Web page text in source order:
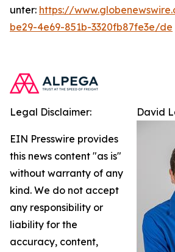
unter: https://
be29-4e69-851b-3320fb87fe3e/de
David
Legal Disclaimer:
EIN Presswire provides
this news content "as is"
without warranty of any
kind. We do not accept
any responsibility or
liability for the
accuracy, content,